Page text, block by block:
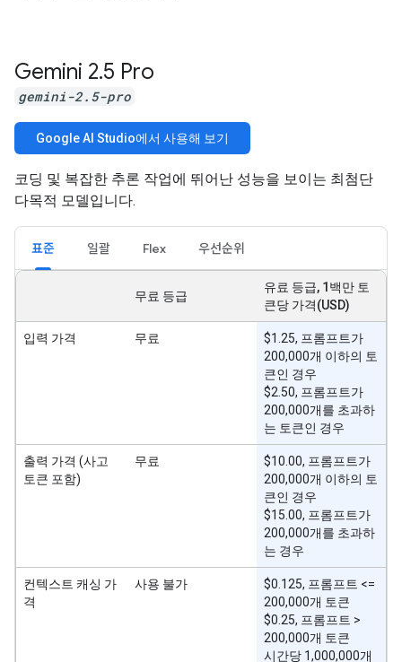
Gemini 2.5 Pro
gemini-2.5-pro
Google AI Studio에서 사용해 보기
코딩 및 복잡한 추론 작업에 뛰어난 성능을 보이는 최첨단
다목적 모델입니다.
표준 일괄 Flex 우선순위
무료 등급
유료 등급, 1백만 토
큰당 가격(USD)
입력 가격 무료
$1.25, 프롬프트가
200,000개 이하의 토
큰인 경우
$2.50, 프롬프트가
200,000개를 초과하
는 토큰인 경우
출력 가격 (사고
토큰 포함)
무료
$10.00, 프롬프트가
200,000개 이하의 토
큰인 경우
$15.00, 프롬프트가
200,000개를 초과하
는 경우
컨텍스트 캐싱 가
격
사용 불가
$0.125, 프롬프트 <=
200,000개 토큰
$0.25, 프롬프트 >
200,000개 토큰
시간당 1,000,000개